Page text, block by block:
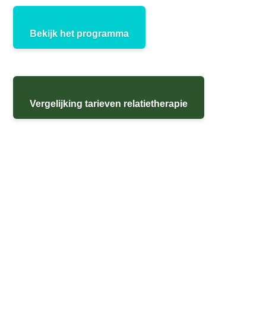
Bekijk het programma
Vergelijking tarieven relatietherapie